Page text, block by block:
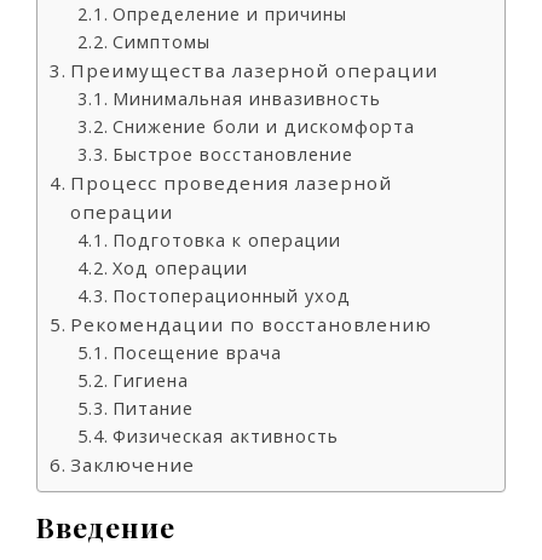
Определение и причины
Симптомы
Преимущества лазерной операции
Минимальная инвазивность
Снижение боли и дискомфорта
Быстрое восстановление
Процесс проведения лазерной
операции
Подготовка к операции
Ход операции
Постоперационный уход
Рекомендации по восстановлению
Посещение врача
Гигиена
Питание
Физическая активность
Заключение
Введение